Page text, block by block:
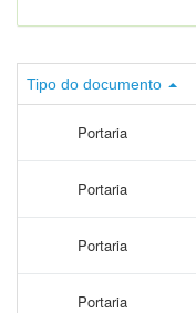
Tipo do documento
Portaria
Portaria
Portaria
Portaria